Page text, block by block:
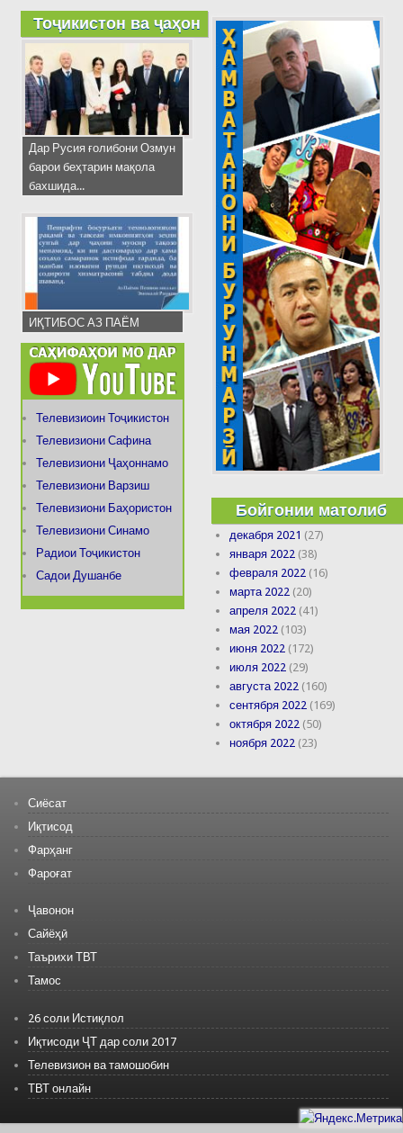
Тоҷикистон ва ҷаҳон
Дар Русия ғолибони Озмун
барои беҳтарин мақола
бахшида...
ИҚТИБОС АЗ ПАЁМ
Телевизиоин Тоҷикистон
Телевизиони Сафина
Телевизиони Ҷаҳоннамо
Телевизиони Варзиш
Телевизиони Баҳористон
Телевизиони Синамо
Радиои Тоҷикистон
Садои Душанбе
Бойгонии матолиб
декабря 2021 (27)
января 2022 (38)
февраля 2022 (16)
марта 2022 (20)
апреля 2022 (41)
мая 2022 (103)
июня 2022 (172)
июля 2022 (29)
августа 2022 (160)
сентября 2022 (169)
октября 2022 (50)
ноября 2022 (23)
Сиёсат
Иқтисод
Фарҳанг
Фароғат
Ҷавонон
Сайёҳӣ
Таърихи ТВТ
Тамос
26 соли Истиқлол
Иқтисоди ҶТ дар соли 2017
Телевизион ва тамошобин
ТВТ онлайн